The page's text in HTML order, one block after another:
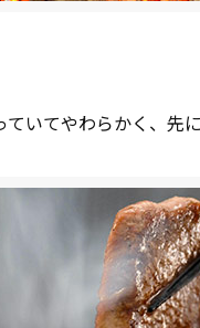
いてやわらかく、先